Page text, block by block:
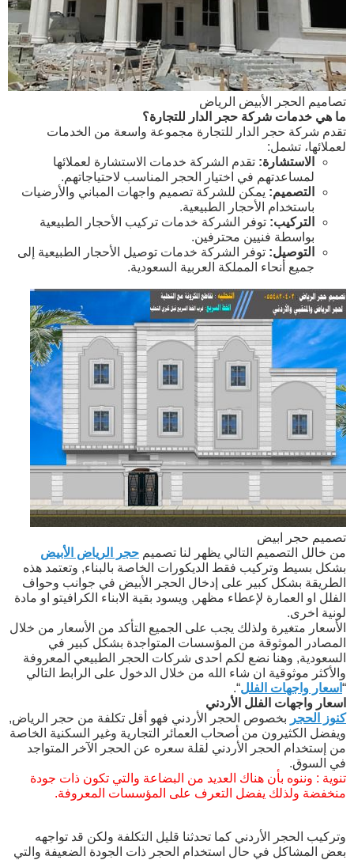
تصاميم الحجر الأبيض الرياض
ما هي خدمات شركة حجر الدار للتجارة؟
تقدم شركة حجر الدار للتجارة مجموعة واسعة من الخدمات
لعملائها، تشمل:
الاستشارة: تقدم الشركة خدمات الاستشارة لعملائها
لمساعدتهم في اختيار الحجر المناسب لاحتياجاتهم.
التصميم: يمكن للشركة تصميم واجهات المباني والأرضيات
باستخدام الأحجار الطبيعية.
التركيب: توفر الشركة خدمات تركيب الأحجار الطبيعية
بواسطة فنيين محترفين.
التوصيل: توفر الشركة خدمات توصيل الأحجار الطبيعية إلى
جميع أنحاء المملكة العربية السعودية.
تصميم حجر ابيض
من خالل التصميم التالي يظهر لنا تصميم حجر الرياض الأبيض
بشكل بسيط وتركيب فقط الديكورات الخاصة بالبناء, وتعتمد هذه
الطريقة بشكل كبير على إدخال الحجر الأبيض في جوانب وحواف
الفلل او العمارة لإعطاء مظهر, ويسود بقية الابناء الكرافيتو او مادة
لونية اخرى.
الأسعار متغيرة ولذلك يجب على الجميع التأكد من الأسعار من خلال
المصادر الموثوقة من المؤسسات المتواجدة بشكل كبير في
السعودية, وهنا نضع لكم احدى شركات الحجر الطبيعي المعروفة
والأكثر موثوقية ان شاء الله من خلال الدخول على الرابط التالي
“ اسعار واجهات الفلل“.
اسعار واجهات الفلل الأردني
كنوز الحجر بخصوص الحجر الأردني فهو أقل تكلفة من حجر الرياض,
ويفضل الكثيرون من أصحاب العمائر التجارية وغير السكنية الخاصة
من إستخدام الحجر الأردني لقلة سعره عن الحجر الآخر المتواجد
في السوق.
تنوية : وننوه بأن هناك العديد من البضاعة والتي تكون ذات جودة
منخفضة ولذلك يفضل التعرف على المؤسسات المعروفة.
وتركيب الحجر الأردني كما تحدثنا قليل التكلفة ولكن قد تواجهه
بعض المشاكل في حال استخدام الحجر ذات الجودة الضعيفة والتي